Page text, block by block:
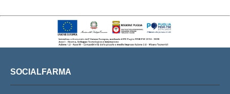
SOCIALFARMA